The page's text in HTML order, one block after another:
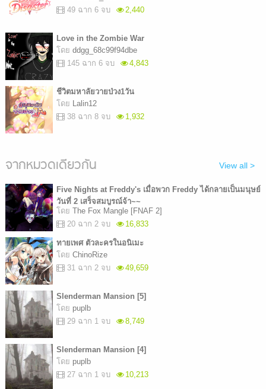
49 ฉาก 6 จบ
2,440
Love in the Zombie War
โดย ddgg_68c99f94dbe
145 ฉาก 6 จบ
4,843
ชีวิตมหาลัยวายป่วง1วัน
โดย
Lalin12
38 ฉาก 8 จบ
1,932
จากหมวดเดียวกัน View all >
Five Nights at Freddy's เมื่อพวก Freddy ได้กลายเป็นมนุษย์
วันที่ 2 เสร็จสมบูรณ์จ้า~~
โดย The Fox Mangle [FNAF 2]
20 ฉาก 2 จบ
16,833
ทายเพศ ตัวละครในอนิเมะ
โดย ChinoRize
31 ฉาก 2 จบ
49,659
Slenderman Mansion [5]
โดย puplb
29 ฉาก 1 จบ
8,749
Slenderman Mansion [4]
โดย puplb
27 ฉาก 1 จบ
10,213